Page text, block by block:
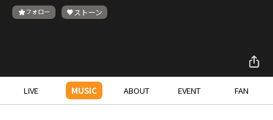
フォロー ストーン
LIVE MUSIC ABOUT EVENT FAN